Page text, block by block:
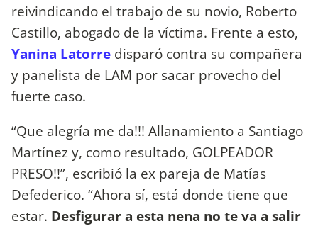
reivindicando el trabajo de su novio, Roberto
Castillo, abogado de la víctima. Frente a esto,
Yanina Latorre disparó contra su compañera
y panelista de LAM por sacar provecho del
fuerte caso.
“Que alegría me da!!! Allanamiento a Santiago
Martínez y, como resultado, GOLPEADOR
PRESO!!”, escribió la ex pareja de Matías
Defederico. “Ahora sí, está donde tiene que
estar. Desfigurar a esta nena no te va a salir